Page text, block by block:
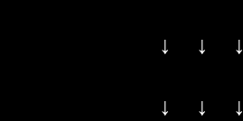
↓ ↓ ↓
↓ ↓ ↓